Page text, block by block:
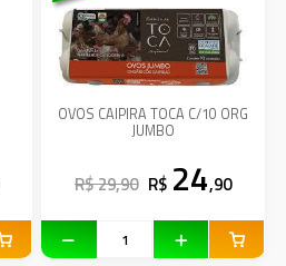
OVOS CAIPIRA TOCA C/10 ORG
JUMBO
R$ 29,90 R$ 24,90